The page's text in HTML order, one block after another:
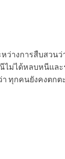
ว่างการสืบสวน
ม่ได้หลบหนีแล
ทุกคนยังคงตก